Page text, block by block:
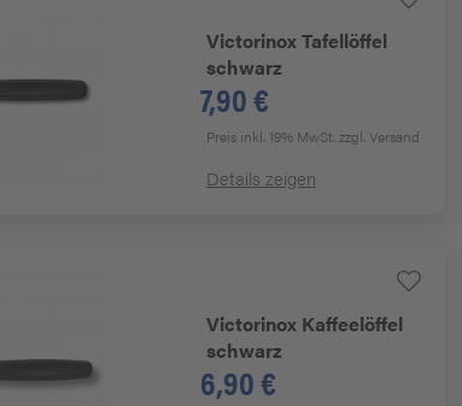
VictorinoxTafellöffel
schwarz
7,90 €
Preis inkl. 19% MwSt.zzgl. Versand
Details zeigen
Victorinox Kaffeelöffel
schwarz
6,90 €